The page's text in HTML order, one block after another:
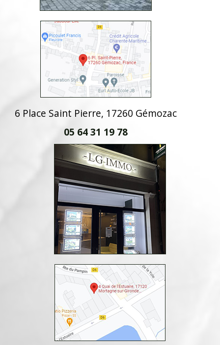
6 Place Saint Pierre, 17260 Gémozac
05 64 31 19 78